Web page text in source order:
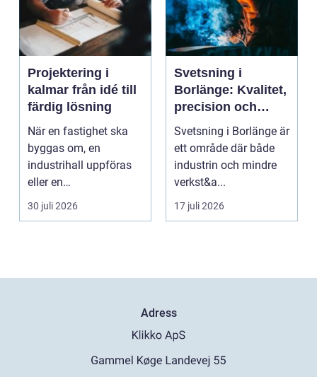
Projektering i
kalmar från idé till
färdig lösning
När en fastighet ska
byggas om, en
industrihall uppföras
eller en
lantbruksanläggning
moderniseras ä...
30 juli 2026
Svetsning i
Borlänge: Kvalitet,
precision och
hållbara
konstruktioner
Svetsning i Borlänge är
ett område där både
industrin och mindre
verkst&a...
17 juli 2026
Adress